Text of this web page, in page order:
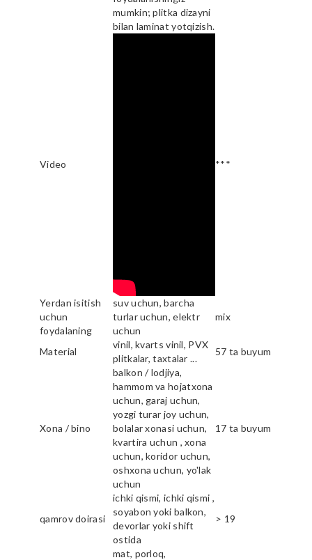
mumkin; plitka dizayni
bilan laminat yotqizish.
Video ***
Yerdan isitish
uchun
foydalaning
suv uchun, barcha
turlar uchun, elektr
uchun
mix
Material
vinil, kvarts vinil, PVX
plitkalar, taxtalar ...
57 ta buyum
Xona / bino
balkon / lodjiya,
hammom va hojatxona
uchun, garaj uchun,
yozgi turar joy uchun,
bolalar xonasi uchun,
kvartira uchun , xona
uchun, koridor uchun,
oshxona uchun, yo'lak
uchun
17 ta buyum
qamrov doirasi
ichki qismi, ichki qismi ,
soyabon yoki balkon,
devorlar yoki shift
ostida
> 19
mat, porloq,